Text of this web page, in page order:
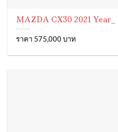
MAZDA CX30 2021 Year_
ราคา 575,000 บาท